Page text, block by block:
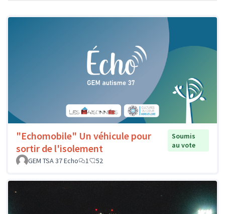
"Echomobile" Un véhicule pour
sortir de l'isolement
Soumis
au vote
GEM TSA 37 Echo
1 52